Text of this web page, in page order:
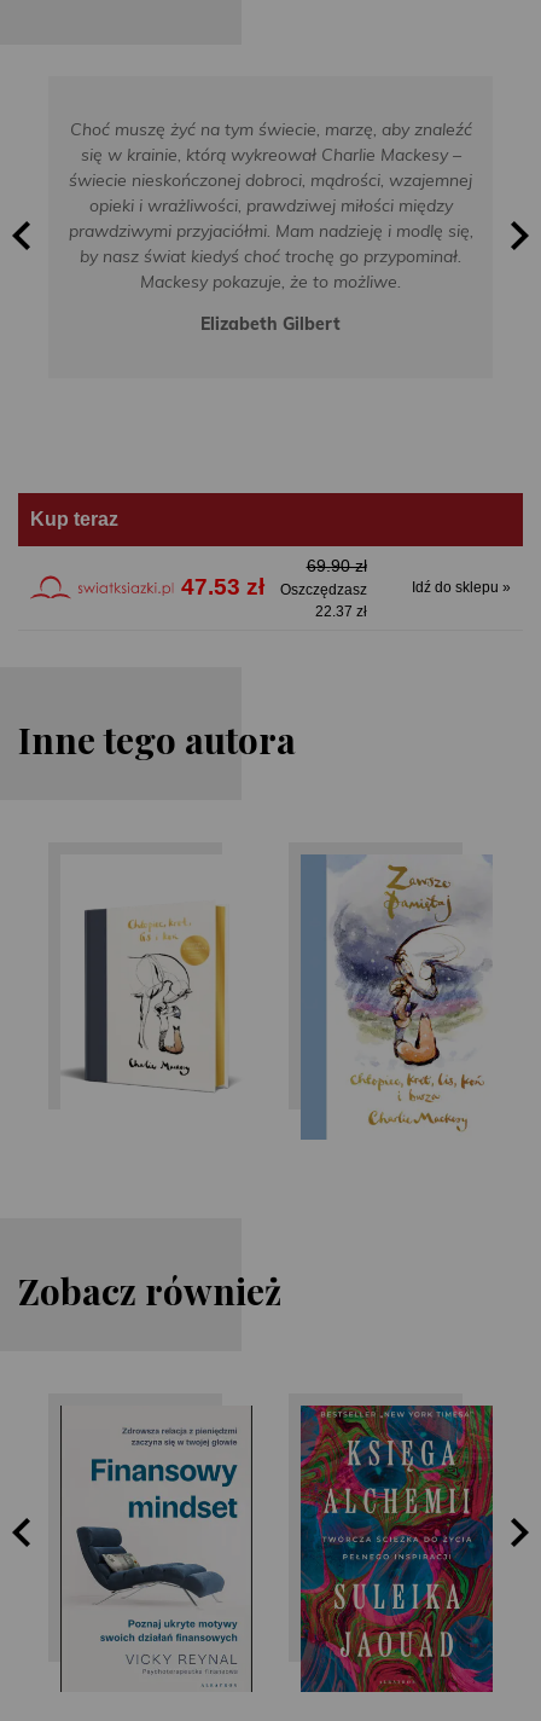
Choć muszę żyć na tym świecie, marzę, aby znaleźć
się w krainie, którą wykreował Charlie Mackesy –
świecie nieskończonej dobroci, mądrości, wzajemnej
opieki i wrażliwości, prawdziwej miłości między
prawdziwymi przyjaciółmi. Mam nadzieję i modlę się,
by nasz świat kiedyś choć trochę go przypominał.
Mackesy pokazuje, że to możliwe.
Elizabeth Gilbert
Kup teraz
47.53 zł
69.90 zł
Oszczędzasz
22.37 zł
Idź do sklepu »
Inne tego autora
Charlie Mackesy Charlie Mackesy
Zobacz również
Vicky Reynal Jaouad Suleika